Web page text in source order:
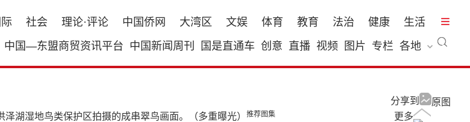
际 社会 理论·评论 中国侨网 大湾区 文娱 体育 教育 法治 健康
生活
中国—东盟商贸资讯平台 中国新闻周刊 国是直通车 创意 直播 视频 图片 专栏 各地
原图
分享到
泽湖湿地鸟类保护区拍摄的成串翠鸟画面。（多重曝光） 推荐图集 更多